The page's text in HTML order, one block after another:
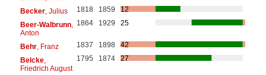
Becker, Julius 1818 1859
12
Beer-Walbrunn,
Anton
1864 1929 25
Behr, Franz 1837 1898
42
Belcke,
Friedrich August
1795 1874 27